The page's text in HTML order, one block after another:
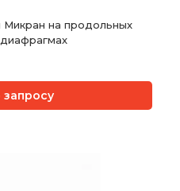
на продольных